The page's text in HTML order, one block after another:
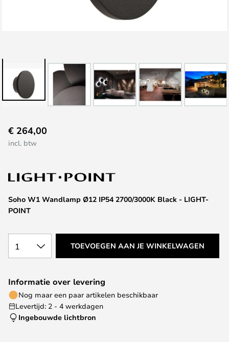
naar
het
van
afbeeldingen-
gallerij
Soho W1 Wandlamp Ø12 IP54 2700/3000K Black - LIGHT-
POINT
€ 264,00
incl. btw
1 TOEVOEGEN AAN JE WINKELWAGEN
Informatie over levering
Nog maar een paar artikelen beschikbaar
Levertijd: 2 - 4 werkdagen
Ingebouwde lichtbron